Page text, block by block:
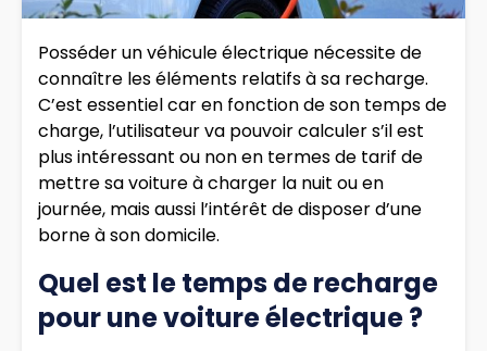
Posséder un véhicule électrique nécessite de
connaître les éléments relatifs à sa recharge.
C’est essentiel car en fonction de son temps de
charge, l’utilisateur va pouvoir calculer s’il est
plus intéressant ou non en termes de tarif de
mettre sa voiture à charger la nuit ou en
journée, mais aussi l’intérêt de disposer d’une
borne à son domicile.
Quel est le temps de recharge
pour une voiture électrique ?